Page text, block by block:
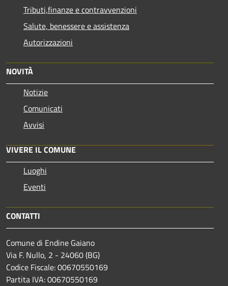
Tributi,finanze e contravvenzioni
Salute, benessere e assistenza
Autorizzazioni
NOVITÀ
Notizie
Comunicati
Avvisi
VIVERE IL COMUNE
Luoghi
Eventi
CONTATTI
Comune di Endine Gaiano
Via F. Nullo, 2 - 24060 (BG)
Codice Fiscale: 00670550169
Partita IVA: 00670550169